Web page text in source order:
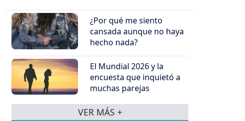
¿Por qué me siento
cansada aunque no haya
hecho nada?
El Mundial 2026 y la
encuesta que inquietó a
muchas parejas
VER MÁS +